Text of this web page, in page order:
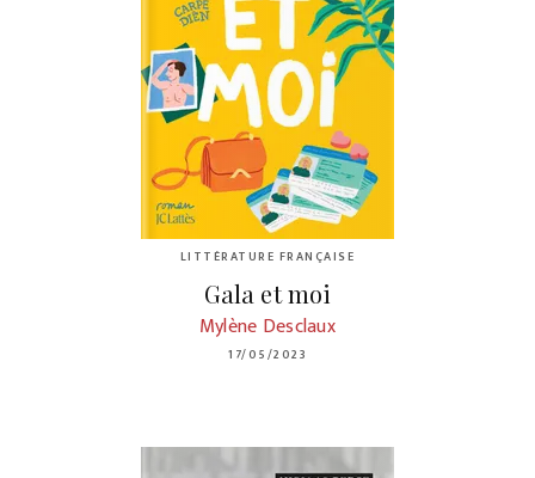
LITTÉRATURE FRANÇAISE
Gala et moi
Mylène Desclaux
17/05/2023